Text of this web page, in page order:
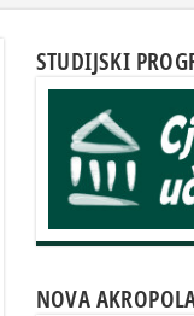
STUDIJSKI
NOVA